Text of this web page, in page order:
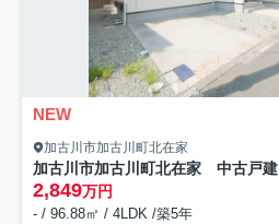
NEW
加古川市加古川町北在家
加古川市加古川町北在家 中古戸建
2,849万円
- / 96.88㎡ / 4LDK /築5年